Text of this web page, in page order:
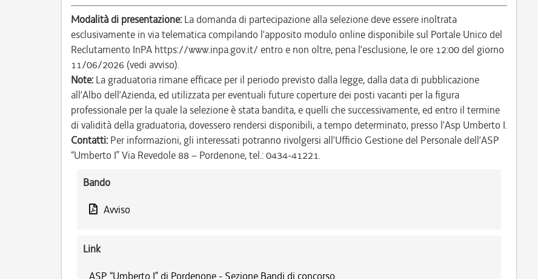
Modalità di presentazione: La domanda di partecipazione alla selezione deve essere inoltrata
esclusivamente in via telematica compilando l’apposito modulo online disponibile sul Portale Unico del
Reclutamento InPA https://www.inpa.gov.it/ entro e non oltre, pena l’esclusione, le ore 12:00 del giorno
11/06/2026 (vedi avviso).
Note: La graduatoria rimane efficace per il periodo previsto dalla legge, dalla data di pubblicazione
all’Albo dell’Azienda, ed utilizzata per eventuali future coperture dei posti vacanti per la figura
professionale per la quale la selezione è stata bandita, e quelli che successivamente, ed entro il termine
di validità della graduatoria, dovessero rendersi disponibili, a tempo determinato, presso l’Asp Umberto I.
Contatti: Per informazioni, gli interessati potranno rivolgersi all’Ufficio Gestione del Personale dell’ASP
“Umberto I” Via Revedole 88 – Pordenone, tel.: 0434-41221.
Bando
Avviso
Link
ASP “Umberto I” di Pordenone - Sezione Bandi di concorso